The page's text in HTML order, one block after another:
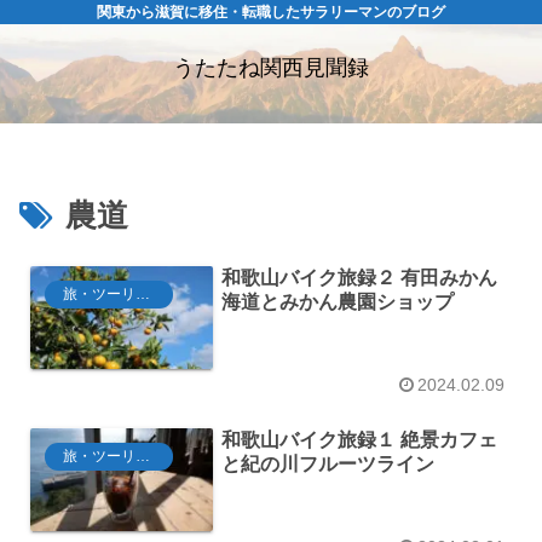
関東から滋賀に移住・転職したサラリーマンのブログ
うたたね関西見聞録
農道
旅・ツーリング
和歌山バイク旅録２ 有田みかん
海道とみかん農園ショップ
2024.02.09
旅・ツーリング
和歌山バイク旅録１ 絶景カフェ
と紀の川フルーツライン